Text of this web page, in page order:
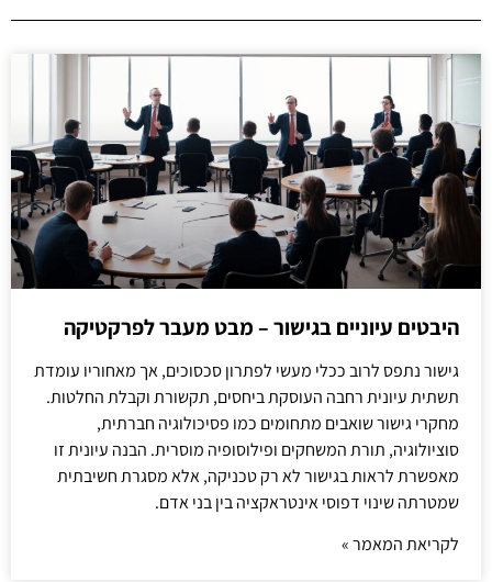
היבטים עיוניים בגישור – מבט מעבר לפרקטיקה
גישור נתפס לרוב ככלי מעשי לפתרון סכסוכים, אך מאחוריו עומדת
תשתית עיונית רחבה העוסקת ביחסים, תקשורת וקבלת החלטות.
מחקרי גישור שואבים מתחומים כמו פסיכולוגיה חברתית,
סוציולוגיה, תורת המשחקים ופילוסופיה מוסרית. הבנה עיונית זו
מאפשרת לראות בגישור לא רק טכניקה, אלא מסגרת חשיבתית
שמטרתה שינוי דפוסי אינטראקציה בין בני אדם.
לקריאת המאמר »